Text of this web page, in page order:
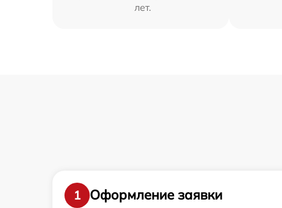
лет.
1
Оформление заявки